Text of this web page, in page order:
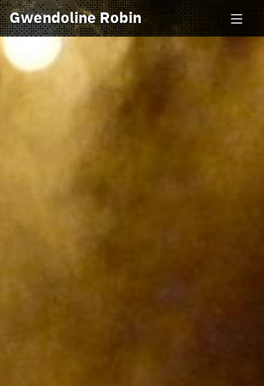
Gwendoline Robin